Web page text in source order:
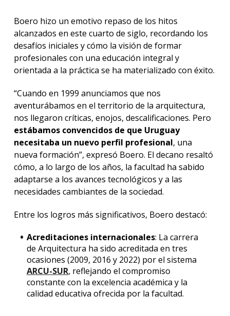
Boero hizo un emotivo repaso de los hitos
alcanzados en este cuarto de siglo, recordando los
desafíos iniciales y cómo la visión de formar
profesionales con una educación integral y
orientada a la práctica se ha materializado con éxito.
“Cuando en 1999 anunciamos que nos
aventurábamos en el territorio de la arquitectura,
nos llegaron críticas, enojos, descalificaciones. Pero
estábamos convencidos de que Uruguay
necesitaba un nuevo perfil profesional, una
nueva formación”, expresó Boero. El decano resaltó
cómo, a lo largo de los años, la facultad ha sabido
adaptarse a los avances tecnológicos y a las
necesidades cambiantes de la sociedad.
Entre los logros más significativos, Boero destacó:
Acreditaciones internacionales: La carrera
de Arquitectura ha sido acreditada en tres
ocasiones (2009, 2016 y 2022) por el sistema
ARCU-SUR, reflejando el compromiso
constante con la excelencia académica y la
calidad educativa ofrecida por la facultad.